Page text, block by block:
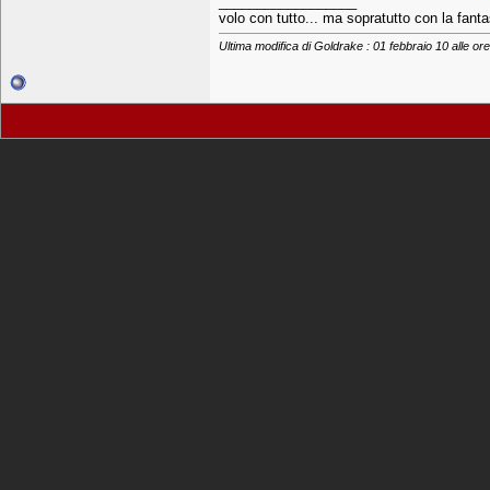
volo con tutto... ma sopratutto con la
Ultima modifica di Goldrake : 01 febbraio 10 alle ore